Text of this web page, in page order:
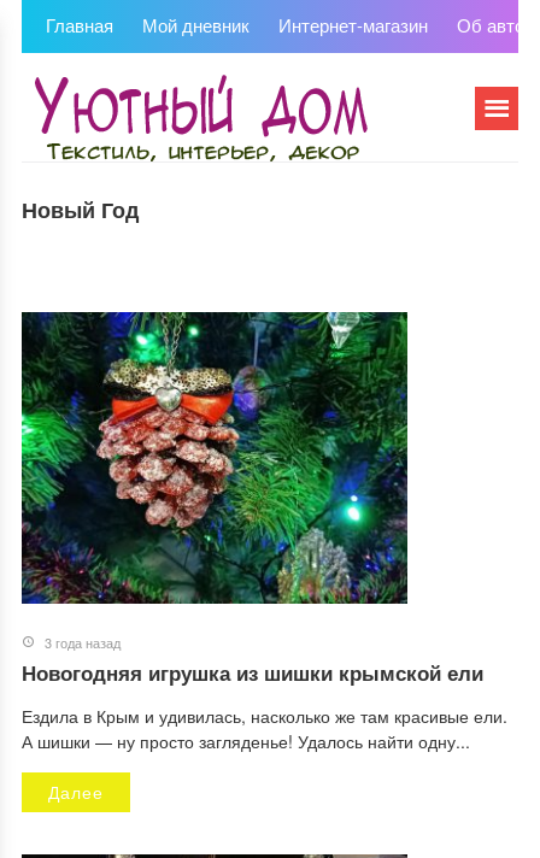
Главная Мой дневник Интернет-магазин Об
Новый Год
3 года назад
Новогодняя игрушка из шишки крымской ели
Ездила в Крым и удивилась, насколько же там красивые ели.
А шишки — ну просто загляденье! Удалось найти одну...
Далее